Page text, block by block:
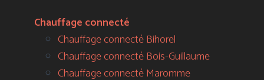
Chauffage connecté
Chauffage connecté Bihorel
Chauffage connecté Bois-Guillaume
Chauffage connecté Maromme